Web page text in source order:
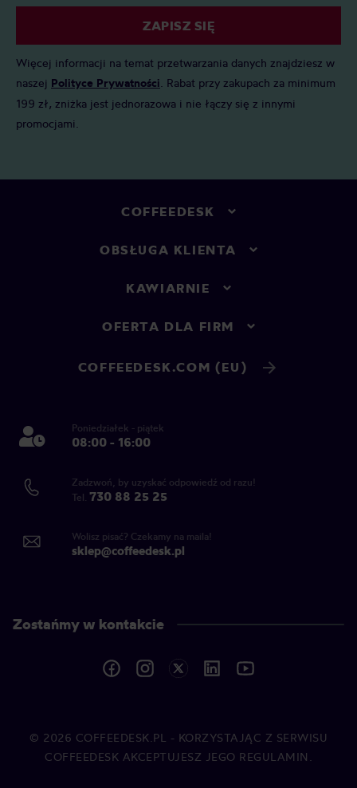
ZAPISZ SIĘ
Więcej informacji na temat przetwarzania danych znajdziesz w
naszej Polityce Prywatności . Rabat przy zakupach za minimum
199 zł, zniżka jest jednorazowa i nie łączy się z innymi
promocjami.
COFFEEDESK
OBSŁUGA KLIENTA
KAWIARNIE
OFERTA DLA FIRM
COFFEEDESK.COM (EU)
Poniedziałek - piątek
08:00 - 16:00
Zadzwoń, by uzyskać odpowiedź od razu!
Tel. 730 88 25 25
Wolisz pisać? Czekamy na maila!
sklep@coffeedesk.pl
Zostańmy w kontakcie
© 2026 COFFEEDESK.PL
- KORZYSTAJĄC Z SERWISU
COFFEEDESK AKCEPTUJESZ JEGO REGULAMIN.